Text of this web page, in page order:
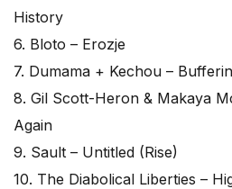
History
6. Bloto – Erozje
7. Dumama + Kechou –
8. Gil Scott-Heron & Makaya
Again
9. Sault – Untitled (Rise)
10. The Diabolical Liberties –